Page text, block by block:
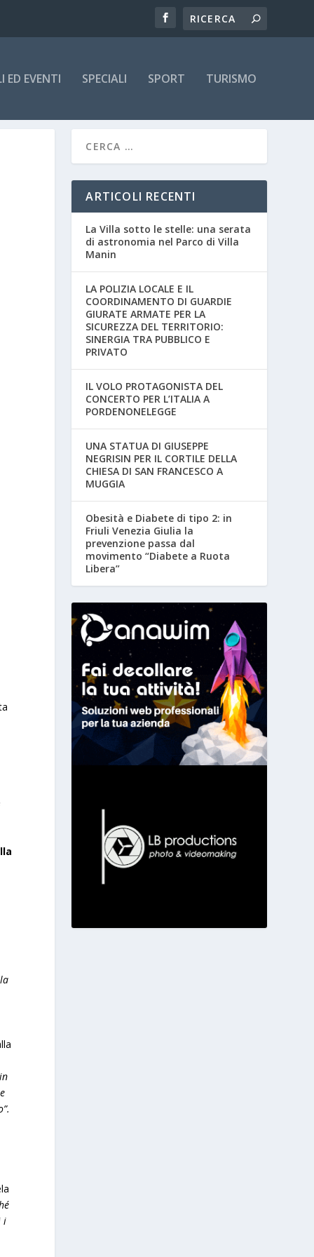
ED EVENTI SPECIALI SPORT TURISMO
i
ARTICOLI RECENTI
La Villa sotto le stelle: una serata
di astronomia nel Parco di Villa
Manin
LA POLIZIA LOCALE E IL
COORDINAMENTO DI GUARDIE
GIURATE ARMATE PER LA
SICUREZZA DEL TERRITORIO:
SINERGIA TRA PUBBLICO E
PRIVATO
IL VOLO PROTAGONISTA DEL
CONCERTO PER L’ITALIA A
PORDENONELEGGE
UNA STATUA DI GIUSEPPE
NEGRISIN PER IL CORTILE DELLA
CHIESA DI SAN FRANCESCO A
MUGGIA
Obesità e Diabete di tipo 2: in
Friuli Venezia Giulia la
prevenzione passa dal
movimento “Diabete a Ruota
Libera”